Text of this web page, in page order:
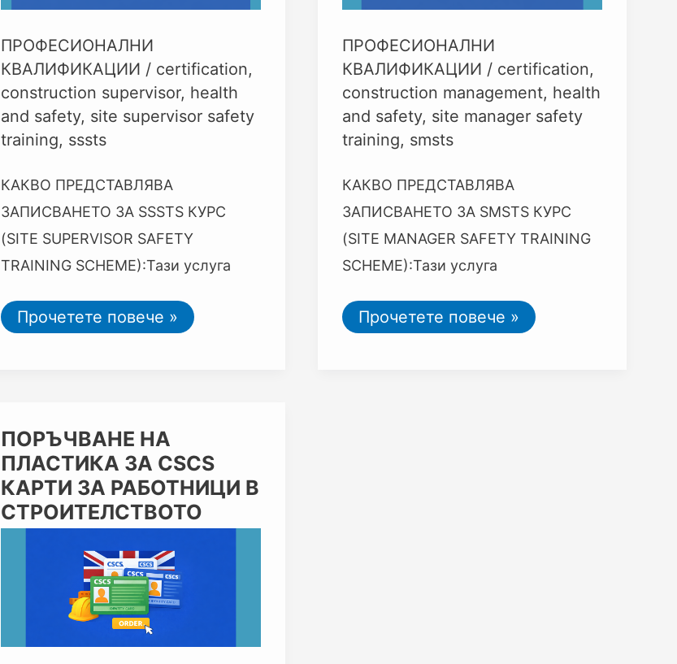
ПРОФЕСИОНАЛНИ
КВАЛИФИКАЦИИ / certification,
construction supervisor, health
and safety, site supervisor safety
training, sssts
КАКВО ПРЕДСТАВЛЯВА
ЗАПИСВАНЕТО ЗА SSSTS КУРС
(SITE SUPERVISOR SAFETY
TRAINING SCHEME):Тази услуга
Прочетете повече »
ПРОФЕСИОНАЛНИ
КВАЛИФИКАЦИИ / certification,
construction management, health
and safety, site manager safety
training, smsts
КАКВО ПРЕДСТАВЛЯВА
ЗАПИСВАНЕТО ЗА SMSTS КУРС
(SITE MANAGER SAFETY TRAINING
SCHEME):Тази услуга
Прочетете повече »
ПОРЪЧВАНЕ НА
ПЛАСТИКА ЗА CSCS
КАРТИ ЗА РАБОТНИЦИ В
СТРОИТЕЛСТВОТО
ПОРЪЧВАНЕ
НА
ПЛАСТИКА
ЗА
CSCS
КАРТИ
ЗА
РАБОТНИЦИ
СТРОИТЕЛСТВОТО